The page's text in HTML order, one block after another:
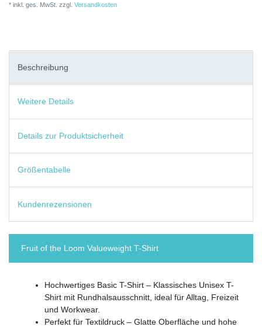
* inkl. ges. MwSt. zzgl. Versandkosten
Beschreibung
Weitere Details
Details zur Produktsicherheit
Größentabelle
Kundenrezensionen
Fruit of the Loom Valueweight T-Shirt
Hochwertiges Basic T-Shirt – Klassisches Unisex T-
Shirt mit Rundhalsausschnitt, ideal für Alltag, Freizeit
und Workwear.
Perfekt für Textildruck – Glatte Oberfläche und hohe